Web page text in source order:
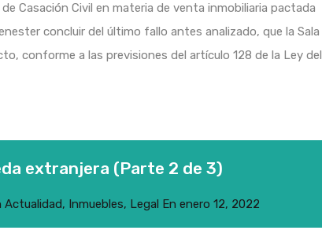
Casación Civil en materia de venta inmobiliaria pactada
concluir del último fallo antes analizado, que la Sala
conforme a las previsiones del artículo 128 de la Ley del
extranjera (Parte 2 de 3)
Actualidad, Inmuebles, Legal En enero 12, 2022